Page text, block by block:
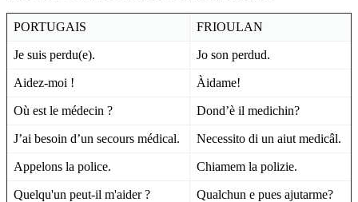
PORTUGAIS FRIOULAN
Je suis perdu(e). Jo son perdud.
Aidez-moi ! Àidame!
Où est le médecin ? Dond’è il medichin?
J’ai besoin d’un secours médical. Necessito di un aiut medicâl.
Appelons la police. Chiamem la polizie.
Quelqu'un peut-il m'aider ? Qualchun e pues ajutarme?